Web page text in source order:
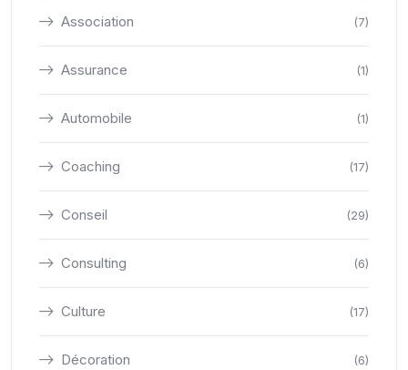
Association (7)
Assurance (1)
Automobile (1)
Coaching (17)
Conseil (29)
Consulting (6)
Culture (17)
Décoration (6)